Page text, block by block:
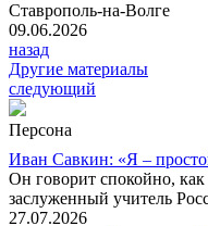
Ставрополь-на-Волге
09.06.2026
назад
Другие материалы
следующий
Персона
Иван Савкин: «Я –
Он говорит спокойно, как
заслуженный учитель
27.07.2026